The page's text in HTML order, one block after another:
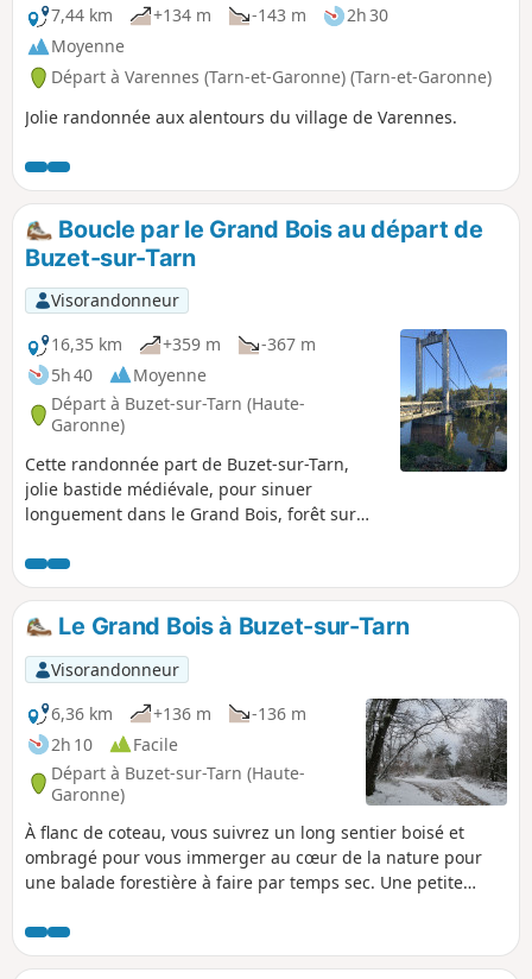
7,44 km +134 m -143 m
2h 30
Moyenne
Départ à Varennes (Tarn-et-Garonne) (Tarn-et-Garonne)
Jolie randonnée aux alentours du village de Varennes.
Boucle par le Grand Bois au départ de
Buzet-sur-Tarn
Visorandonneur
16,35 km
+359 m
-367 m
5h 40
Moyenne
Départ à Buzet-sur-Tarn (Haute-
Garonne)
Cette randonnée part de Buzet-sur-Tarn,
jolie bastide médiévale, pour sinuer
longuement dans le Grand Bois, forêt sur
Roquemaure, on retrouve un paysage plus
dégagé fait de vallonnements entre prairies,
champs et petits bois avant de redescendre,
toujours par le Grand Bois, vers Mézens et la
Vallée du Tarn. Par temps clair, les Pyrénées
au Sud vous serviront de guide.
Le Grand Bois à Buzet-sur-Tarn
Visorandonneur
6,36 km
+136 m
-136 m
2h 10
Facile
Départ à Buzet-sur-Tarn (Haute-
Garonne)
À flanc de coteau, vous suivrez un long sentier boisé et
ombragé pour vous immerger au cœur de la nature pour
une balade forestière à faire par temps sec. Une petite
du parcours se fera tout en douceur.